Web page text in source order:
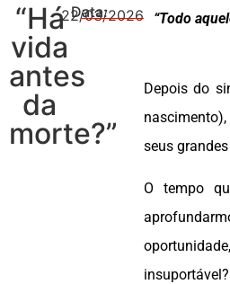
“Há
vida
antes
da
morte?”
Data:
22/03/2026
“Todo
Depois do
seus
O tempo